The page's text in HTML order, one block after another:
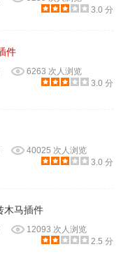
3.0 分
件
6263 次人浏览
3.0 分
40025 次人浏览
3.0 分
木马插件
12093 次人浏览
2.5 分